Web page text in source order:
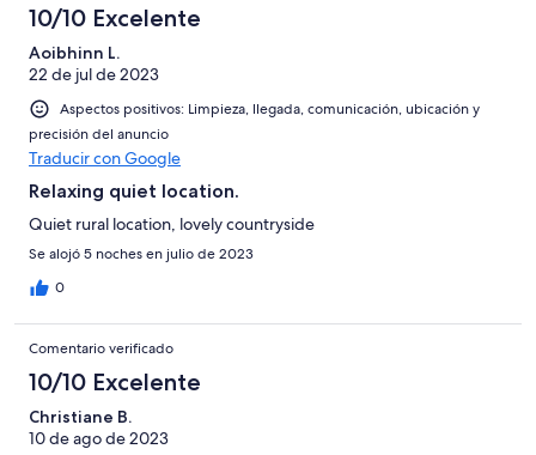
Mediocre
Horrible
10/10 Excelente
Aoibhinn L.
22 de jul de 2023
Aspectos positivos: Limpieza, llegada, comunicación, ubicación y
precisión del anuncio
Traducir con Google
Relaxing quiet location.
Quiet rural location, lovely countryside
Se alojó 5 noches en julio de 2023
0
Comentario verificado
10/10 Excelente
Christiane B.
10 de ago de 2023